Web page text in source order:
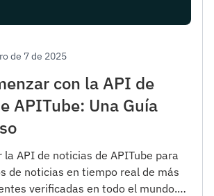
de 7 de 2025
con la API de
APITube: Una Guía
la API de noticias de APITube para
de noticias en tiempo real de más
verificadas en todo el mundo.